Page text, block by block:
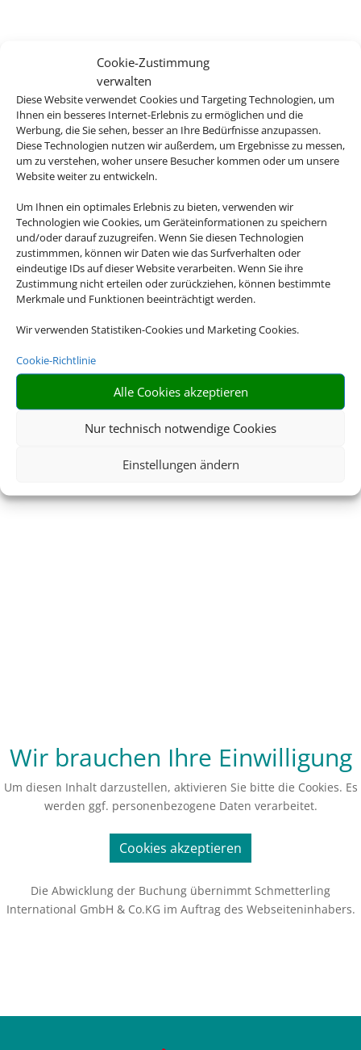
Cookie-Zustimmung
verwalten
Diese Website verwendet Cookies und Targeting Technologien, um
Ihnen ein besseres Internet-Erlebnis zu ermöglichen und die
Werbung, die Sie sehen, besser an Ihre Bedürfnisse anzupassen.
Diese Technologien nutzen wir außerdem, um Ergebnisse zu messen,
um zu verstehen, woher unsere Besucher kommen oder um unsere
Website weiter zu entwickeln.
Um Ihnen ein optimales Erlebnis zu bieten, verwenden wir
Technologien wie Cookies, um Geräteinformationen zu speichern
und/oder darauf zuzugreifen. Wenn Sie diesen Technologien
zustimmmen, können wir Daten wie das Surfverhalten oder
eindeutige IDs auf dieser Website verarbeiten. Wenn Sie ihre
Zustimmung nicht erteilen oder zurückziehen, können bestimmte
Merkmale und Funktionen beeinträchtigt werden.
Wir verwenden Statistiken-Cookies und Marketing Cookies.
Cookie-Richtlinie
Alle Cookies akzeptieren
Nur technisch notwendige Cookies
Einstellungen ändern
Wir brauchen Ihre Einwilligung
Um diesen Inhalt darzustellen, aktivieren Sie bitte die Cookies. Es
werden ggf. personenbezogene Daten verarbeitet.
Cookies akzeptieren
Die Abwicklung der Buchung übernimmt Schmetterling
International GmbH & Co.KG im Auftrag des Webseiteninhabers.